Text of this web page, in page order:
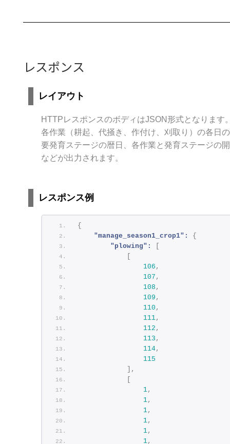
15.0 ],
"04-10"
null
null
]
,
中略
]
}
レスポンス
レイアウト
HTTPレスポンスのボディはJSON形式となります
各作業（耕起、代掻き、作付け、刈取り）の各日
要発育ステージの暦日、各作業と発育ステージの
などが出力されます。
レスポンス例
{
"manage_season1_crop1":
{
"plowing":
106 ,
107 ,
108 ,
109 ,
110 ,
111,
112 ,
113 ,
114,
115
,
1,
1,
1,
1,
1,
1,